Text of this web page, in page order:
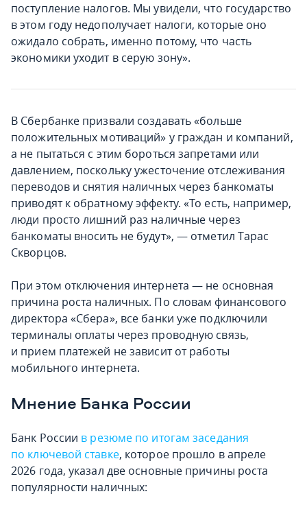
поступление налогов. Мы увидели, что государство
в этом году недополучает налоги, которые оно
ожидало собрать, именно потому, что часть
экономики уходит в серую зону».
В Сбербанке призвали создавать «больше
положительных мотиваций» у граждан и компаний,
а не пытаться с этим бороться запретами или
давлением, поскольку ужесточение отслеживания
переводов и снятия наличных через банкоматы
приводят к обратному эффекту. «То есть, например,
люди просто лишний раз наличные через
банкоматы вносить не будут», — отметил Тарас
Скворцов.
При этом отключения интернета — не основная
причина роста наличных. По словам финансового
директора «Сбера», все банки уже подключили
терминалы оплаты через проводную связь,
и прием платежей не зависит от работы
мобильного интернета.
Мнение Банка России
Банк России в резюме по итогам заседания
по ключевой ставке, которое прошло в апреле
2026 года, указал две основные причины роста
популярности наличных: